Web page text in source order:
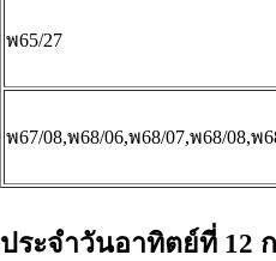
พ65/27
พ67/08,พ68/06,พ68/07,พ68/08,พ
ประจำวันอาทิตย์ที่ 12